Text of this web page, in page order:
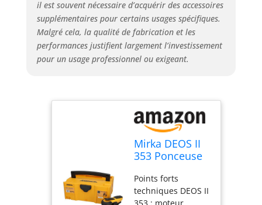
tous ceux qui
souhaitent le
devenir; Découvrez
le ponçage sans
effort avec la toute
ponceuses DEOS II
DEOS II - Nouvelles
fonctions : Des
indicateurs LED
visibles facilitent le
réglage de la
vitesse de ponçage
(tr/min) La santé
avant tout : La
il est souvent nécessaire d’acquérir des accessoires
supplémentaires pour certains usages spécifiques.
Malgré cela, la qualité de fabrication et les
performances justifient largement l’investissement
pour un usage professionnel ou exigeant.
Mirka DEOS II
353 Ponceuse
coffret
81x133mm 300
Points forts
techniques DEOS II